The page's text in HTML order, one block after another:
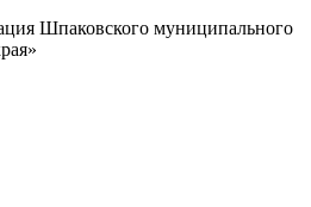
Шпаковского муниципального